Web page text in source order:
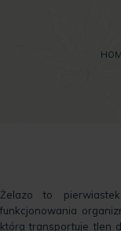
Żelazo to
funkcjonowania
która transportuje tlen